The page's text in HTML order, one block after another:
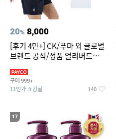
20% 8,000
[후기 4만+] CK/푸마 외 글로벌
브랜드 공식/정품 얼리버드
구매 999+
11번가 쇼킹딜 140
17